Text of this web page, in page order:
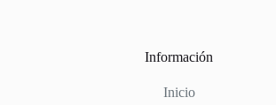
Información
Inicio